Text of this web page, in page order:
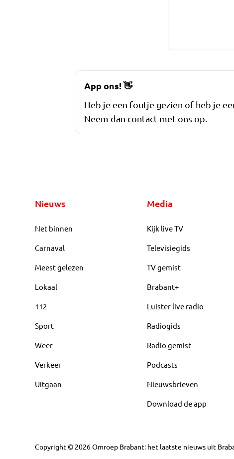
App ons!👋
Heb je een foutje gezien of heb je
Neem dan contact met ons op.
Nieuws
Net binnen
Carnaval
Meest gelezen
Lokaal
112
Sport
Weer
Verkeer
Uitgaan
Media
Kijk live TV
Televisiegids
TV gemist
Brabant+
Luister live radio
Radiogids
Radio gemist
Podcasts
Nieuwsbrieven
Download de app
Copyright © 2026Omroep Brabant: het laatste nieuws uit